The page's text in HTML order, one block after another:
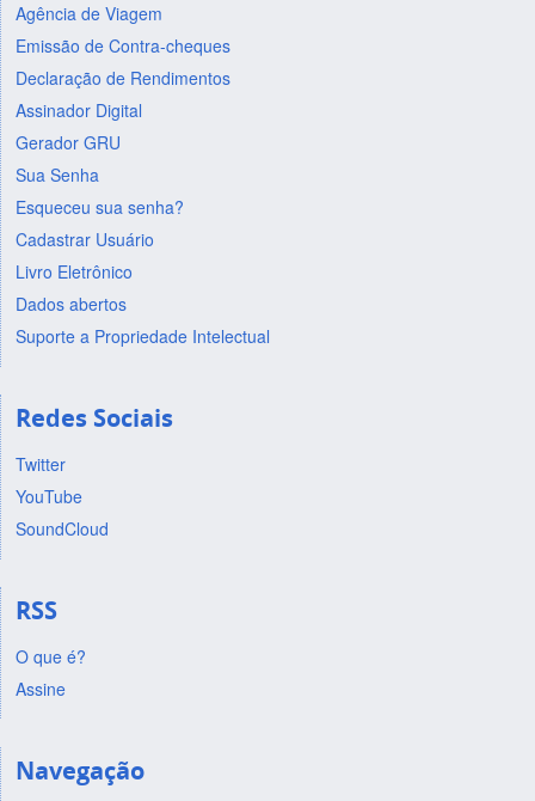
Agência de Viagem
Emissão de Contra-cheques
Declaração de Rendimentos
Assinador Digital
Gerador GRU
Sua Senha
Esqueceu sua senha?
Cadastrar Usuário
Livro Eletrônico
Dados abertos
Suporte a Propriedade Intelectual
Redes Sociais
Twitter
YouTube
SoundCloud
RSS
O que é?
Assine
Navegação